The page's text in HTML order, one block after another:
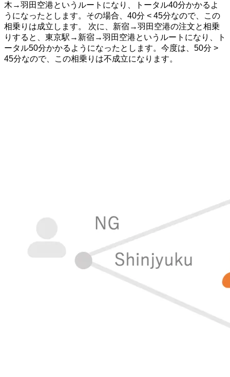
木→羽田空港というルートになり、トータル40分かかるよ
うになったとします。その場合、40分 < 45分なので、この
相乗りは成立します。 次に、新宿→羽田空港の注文と相乗
りすると、東京駅→新宿→羽田空港というルートになり、ト
ータル50分かかるようになったとします。今度は、50分 >
45分なので、この相乗りは不成立になります。